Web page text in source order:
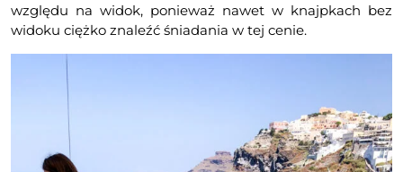
względu na widok, ponieważ nawet w knajpkach bez
widoku ciężko znaleźć śniadania w tej cenie.